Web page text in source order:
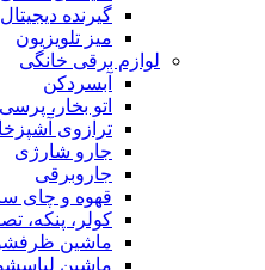
گیرنده
میز تلویزیون
لوازم برقی خانگی
آبسردکن
اتو بخار،
ترازوی
جارو شارژی
جاروبرقی
قهوه و چای
کولر، پنکه،
ماشین
ماشین